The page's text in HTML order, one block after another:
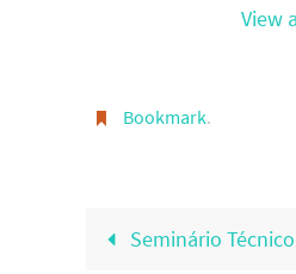
View
Bookmark.
Seminário